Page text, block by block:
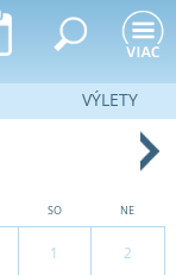
SO NE
1 2
VÝLETY